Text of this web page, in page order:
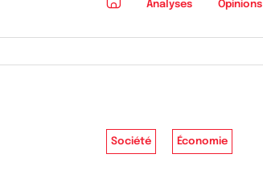
Analyses Opinions
Société Économie